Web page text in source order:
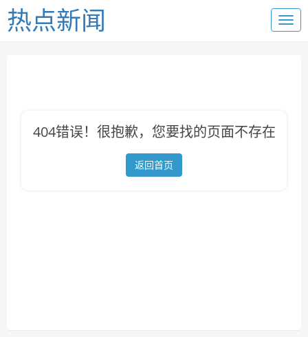
热点新闻
404错误！很抱歉，您要找的页面不存在
返回首页